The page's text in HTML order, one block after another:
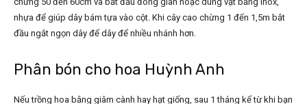
nhựa để giúp dây bám tựa vào cột. Khi cây cao chừng 1 đến 1,5m bắt
đầu ngắt ngọn dây để dây để nhiều nhánh hơn.
Phân bón cho hoa Huỳnh Anh
Nếu trồng hoa bằng giâm cành hay hạt giống, sau 1 tháng kể từ khi bạn